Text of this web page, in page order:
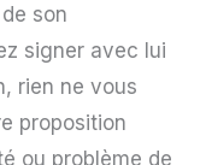
son
signer avec lui
rien ne vous
proposition
ou problème de